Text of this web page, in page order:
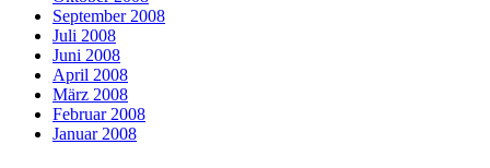
September 2008
Juli 2008
Juni 2008
April 2008
März 2008
Februar 2008
Januar 2008